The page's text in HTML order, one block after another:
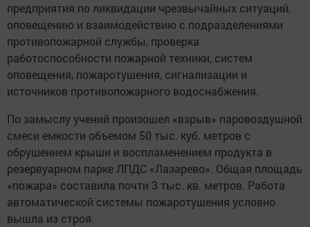
предприятия по ликвидации чрезвычайных ситуаций,
оповещению и взаимодействию с подразделениями
противопожарной службы, проверка
работоспособности пожарной техники, систем
оповещения, пожаротушения, сигнализации и
источников противопожарного водоснабжения.
По замыслу учений произошел «взрыв» паровоздушной
смеси емкости объемом 50 тыс. куб. метров с
обрушением крыши и воспламенением продукта в
резервуарном парке ЛПДС «Лазарево». Общая площадь
«пожара» составила почти 3 тыс. кв. метров. Работа
автоматической системы пожаротушения условно
вышла из строя.